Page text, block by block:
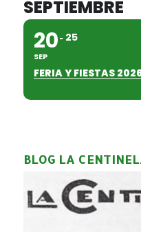
SEPTIEMBRE
20
SEP
25
FERIA Y FIESTAS
BLOG LA